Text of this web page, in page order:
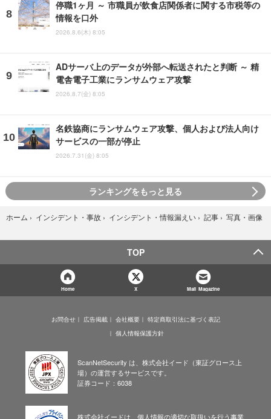
停職1ヶ月 ～ 市職員が飲食店関係者に関する市税等の
情報を口外
2026.8.6(木) 8:05
ADサーバ上のデータが外部へ転送されたと判断 ～ 精
電舎電子工業にランサムウェア攻撃
2026.8.7(金) 8:05
名鉄協商にランサムウェア攻撃、個人および法人向け
サービスの一部が停止
2026.7.31(金) 8:05
ランキングをもっと見る
ホーム › インシデント・事故 › インシデント・情報漏えい › 記事 › 写真・画像
TOP
Home X Mail Magazine
お問合せ 広告掲載 会社概要
特定商取引法に基づく表記
個人情報保護方針
ScanNetSecurity は、株式会社イード（東証グロース上
場）の運営するサービスです。
証券コード：6038
株式会社イードは、個人情報の適切な取扱いを行う事業